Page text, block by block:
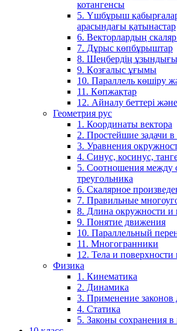
котангенсы
5. Үшбұрыш
арасындағы қатынастар
6. Векторлардың скаляр
7. Дұрыс көпбұрыштар
8. Шеңбердің
9. Қозғалыс ұғымы
10. Параллель көшіру
11. Көпжақтар
12. Айналу беттері
Геометрия рус
1. Координаты вектора
2. Простейшие задачи в
3. Уравнения
4. Синус, косинус,
5. Соотношения между
треугольника
6. Скалярное
7. Правильные
8. Длина окружности и
9. Понятие движения
10. Параллельный
11. Многогранники
12. Тела и
Физика
1. Кинематика
2. Динамика
3. Применение законов
4. Статика
5. Законы сохранения в